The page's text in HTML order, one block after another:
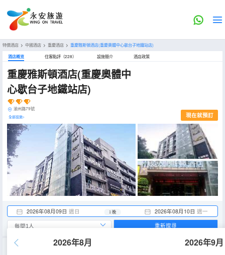
特價酒店 > 中國酒店 > 重慶酒店 > 重慶雅斯頓酒店(重慶奧體中心歇台子地鐵站店)
酒店概览 住客點評（228） 設施簡介 酒店政策
重慶雅斯頓酒店(重慶奧體中
心歇台子地鐵站店)
渝州路79號
全部設施> 現在就預訂
2026年08月09日 週日 2026年08月10日 週一
1 晚
2026年8月 2026年9月
重新搜尋